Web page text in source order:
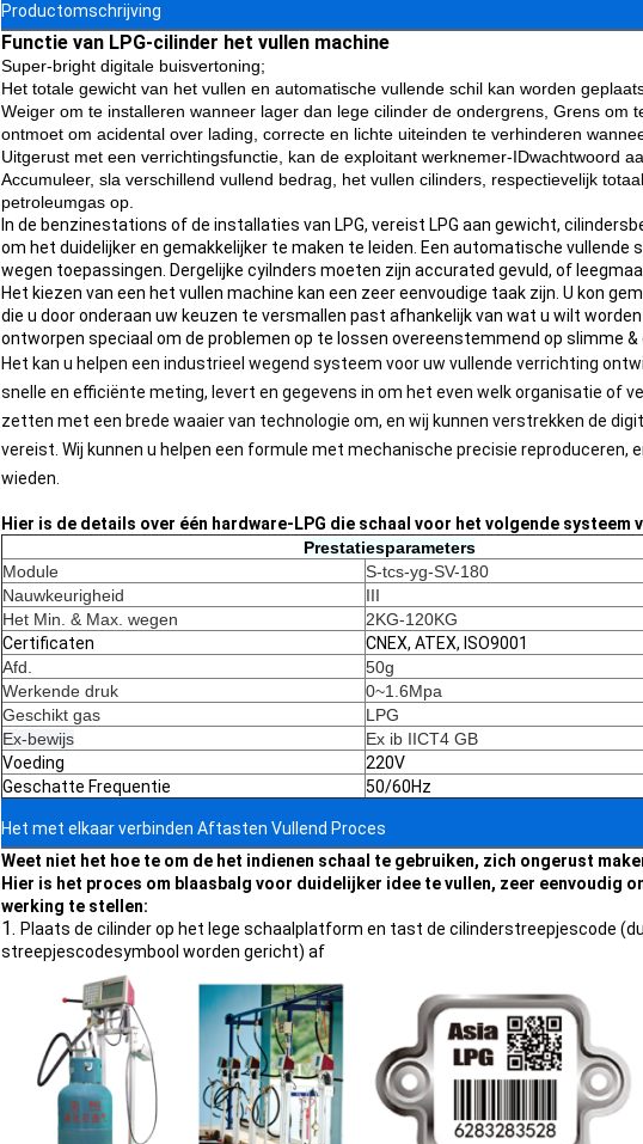
Productomschrijving
Functie van LPG-cilinder het vullen machine
Super-bright digitale buisvertoning;
Het totale gewicht van het vullen en automatische vullende schil kan worden
Weiger om te installeren wanneer lager dan lege cilinder de ondergrens, Grens om
ontmoet om acidental over lading, correcte en lichte uiteinden te verhinderen
Uitgerust met een verrichtingsfunctie, kan de exploitant werknemer-IDwachtwoord
Accumuleer, sla verschillend vullend bedrag, het vullen cilinders, respectievelijk
petroleumgas op.
In de benzinestations of de installaties van LPG, vereist LPG aan gewicht,
om het duidelijker en gemakkelijker te maken te leiden. Een automatische vullende
wegen toepassingen. Dergelijke cyilnders moeten zijn accurated gevuld, of
Het kiezen van een het vullen machine kan een zeer eenvoudige taak zijn. U kon
die u door onderaan uw keuzen te versmallen past afhankelijk van wat u wilt worden
ontworpen speciaal om de problemen op te lossen overeenstemmend op slimme &
Het kan u helpen een industrieel wegend systeem voor uw vullende verrichting
snelle en efficiënte meting, levert en gegevens in om het even welk organisatie of
zetten met een brede waaier van technologie om, en wij kunnen verstrekken de
vereist. Wij kunnen u helpen een formule met mechanische precisie reproduceren,
wieden.
Hier is de details over één hardware-LPG die schaal voor het volgende systeem
Prestatiesparameters
Module
S-tcs-yg-SV-180
Nauwkeurigheid
III
Het Min. & Max. wegen
2KG-120KG
Certificaten
CNEX, ATEX, ISO9001
Afd.
50g
Werkende druk
0~1.6Mpa
Geschikt gas
LPG
Ex-bewijs
Ex ib IICT4 GB
Voeding
220V
Geschatte Frequentie
50/60Hz
Het met elkaar verbinden Aftasten Vullend Proces
Weet niet het hoe te om de het indienen schaal te gebruiken, zich ongerust
Hier is het proces om blaasbalg voor duidelijker idee te vullen, zeer eenvoudig
werking te stellen:
1. Plaats de cilinder op het lege schaalplatform en tast de cilinderstreepjescode
streepjescodesymbool worden gericht) af